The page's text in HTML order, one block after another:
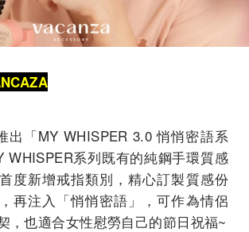
出「MY WHISPER 3.0 悄悄密語系
WHISPER系列既有的純鋼手環質感
度新增戒指類別，精心訂製質感份
再注入「悄悄密語」，可作為情侶
，也適合女性慰勞自己的節日祝福~